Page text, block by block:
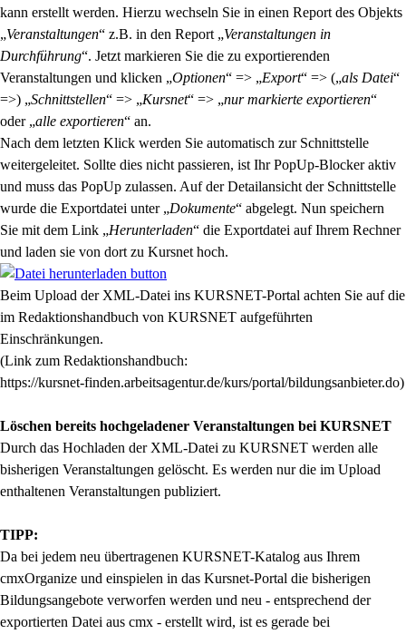
kann erstellt werden. Hierzu wechseln Sie in einen Report des Objekts
„Veranstaltungen“ z.B. in den Report „Veranstaltungen in
Durchführung“. Jetzt markieren Sie die zu exportierenden
Veranstaltungen und klicken „Optionen“ => „Export“ => („als Datei“
=>) „Schnittstellen“ => „Kursnet“ => „nur markierte exportieren“
oder „alle exportieren“ an.
Nach dem letzten Klick werden Sie automatisch zur Schnittstelle
weitergeleitet. Sollte dies nicht passieren, ist Ihr PopUp-Blocker aktiv
und muss das PopUp zulassen. Auf der Detailansicht der Schnittstelle
wurde die Exportdatei unter „Dokumente“ abgelegt. Nun speichern
Sie mit dem Link „Herunterladen“ die Exportdatei auf Ihrem Rechner
und laden sie von dort zu Kursnet hoch.
Beim Upload der XML-Datei ins KURSNET-Portal achten Sie auf die
im Redaktionshandbuch von KURSNET aufgeführten
Einschränkungen.
(Link zum Redaktionshandbuch:
https://kursnet-finden.arbeitsagentur.de/kurs/portal/bildungsanbieter.do)
Löschen bereits hochgeladener Veranstaltungen bei KURSNET
Durch das Hochladen der XML-Datei zu KURSNET werden alle
bisherigen Veranstaltungen gelöscht. Es werden nur die im Upload
enthaltenen Veranstaltungen publiziert.
TIPP:
Da bei jedem neu übertragenen KURSNET-Katalog aus Ihrem
cmxOrganize und einspielen in das Kursnet-Portal die bisherigen
Bildungsangebote verworfen werden und neu - entsprechend der
exportierten Datei aus cmx - erstellt wird, ist es gerade bei